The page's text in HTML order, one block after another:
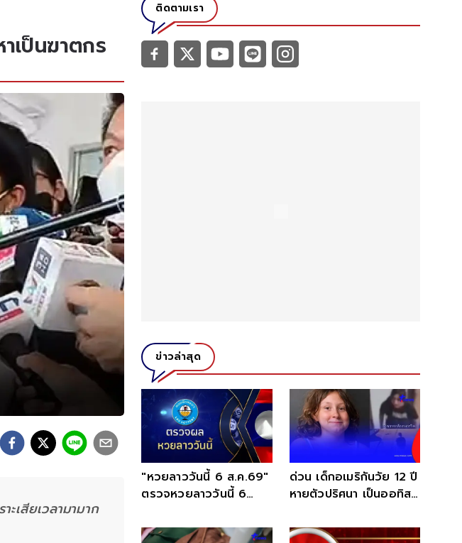
เป็นฆาตกร
เสียเวลามามาก
ติดตามเรา
ข่าวล่าสุด
"หวยลาววันนี้ 6 ส.ค.69"
ตรวจหวยลาววันนี้ 6
พัฒนา
ด่วน เด็กอเมริกันวัย 12 ปี
หายตัวปริศนา เป็นออทิสติ